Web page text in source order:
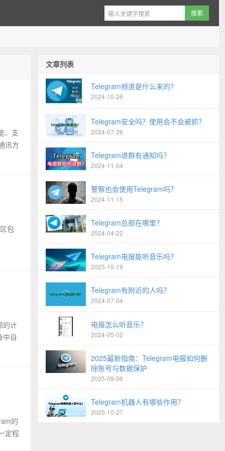
、支
讯方
包
的计
中自
的
定程
文章列表
Telegram频道是什么来的？
2024-10-26
Telegram安全吗？使用会不会被抓？
2024-07-26
Telegram退群有通知吗？
2024-11-04
警察也会使用Telegram吗？
2024-11-15
Telegram总部在哪里？
2024-04-22
Telegram电报能听音乐吗？
2025-10-19
Telegram有附近的人吗？
2024-07-04
电报怎么听音乐？
2024-05-02
2025最新指南：Telegram电报如何删
除账号与数据保护
2025-09-06
Telegram机器人有哪些作用？
2025-10-27